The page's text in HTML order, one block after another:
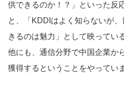
供できるのか！？」といった反
と、「KDDIはよく知らないが
きるのは魅力」として映ってい
他にも、通信分野で中国企業か
獲得するということをやってい